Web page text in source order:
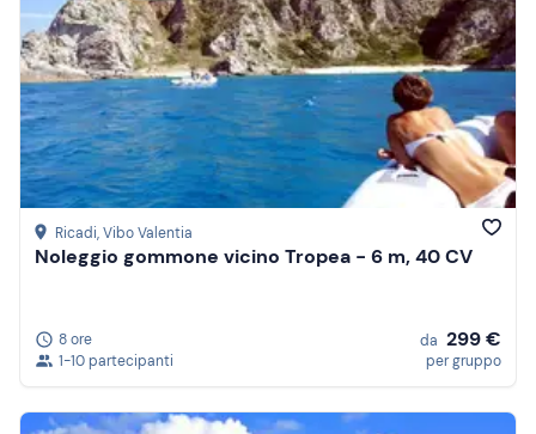
Ricadi, Vibo Valentia
Noleggio gommone vicino Tropea - 6 m, 40 CV
8 ore
1-10 partecipanti
da 299 €
per gruppo